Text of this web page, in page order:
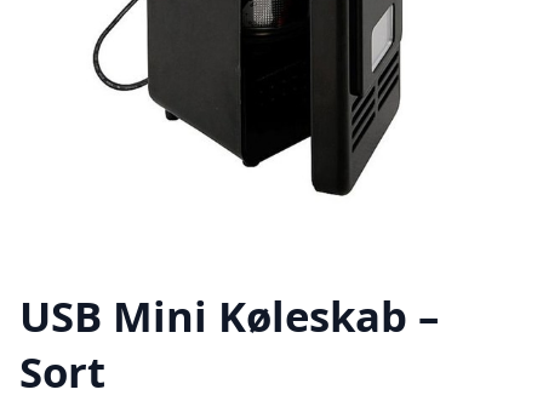
USB Mini Køleskab –
Sort